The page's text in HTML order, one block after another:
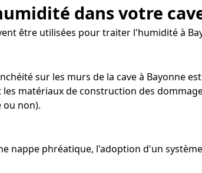
dans votre
être utilisées pour traiter l'humidité à
sur les murs de la cave à Bayonne
matériaux de construction des
ou non).
nappe phréatique, l'adoption d'un